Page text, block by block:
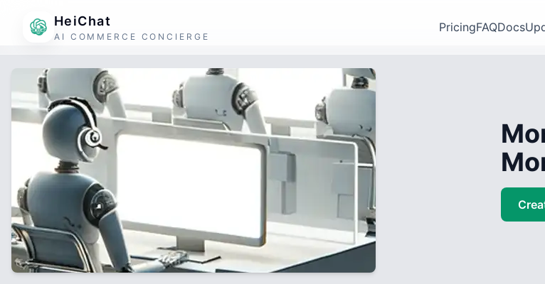
HeiChat
AI COMMERCE CONCIERGE
PricingFAQDocs